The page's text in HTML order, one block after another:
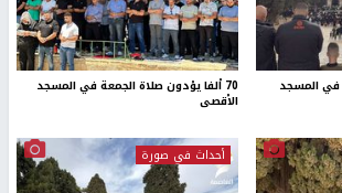
في المسجد 70 ألفا يؤدون صلاة الجمعة في المسجد
الأقصى
أحداث في صورة